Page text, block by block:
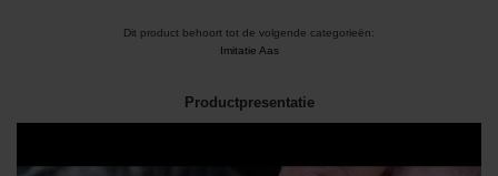
Dit product behoort tot de volgende categorieën:
Imitatie Aas
Productpresentatie